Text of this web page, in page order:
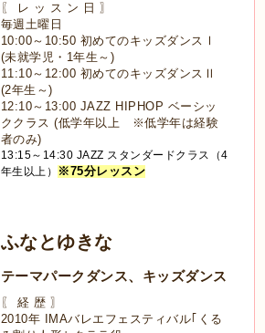
〖 レ ッ ス ン 日 〗
毎週土曜日
10:00～10:50 初めてのキッズダンスⅠ
(未就学児・1年生～)
11:10～12:00 初めてのキッズダンスⅡ
(2年生～)
12:10～13:00 JAZZ HIPHOP ベーシッ
ククラス (低学年以上 ※低学年は経験
者のみ)
13:15～14:30 JAZZ スタンダードクラス（4
年生以上）
※75分レッスン
ふなとゆきな
テーマパークダンス、キッズダンス
〖 経 歴 〗
2010年 IMAバレエフェスティバル｢くる